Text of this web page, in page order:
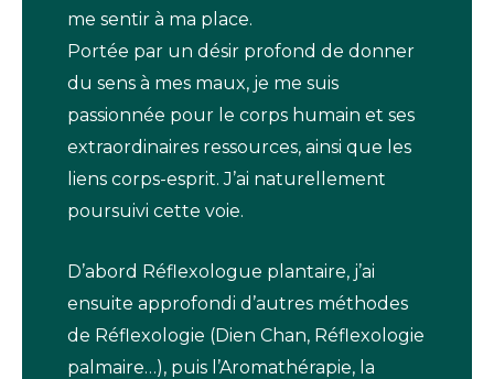
me sentir à ma place.
Portée par un désir profond de donner
du sens à mes maux, je me suis
passionnée pour le corps humain et ses
extraordinaires ressources, ainsi que les
liens corps-esprit. J’ai naturellement
poursuivi cette voie.
D’abord Réflexologue plantaire, j’ai
ensuite approfondi d’autres méthodes
de Réflexologie (Dien Chan, Réflexologie
palmaire…), puis l’Aromathérapie, la